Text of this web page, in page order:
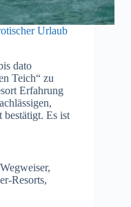
Urlaub
dato
Teich“ zu
Erfahrung
bestätigt. Es ist
,
Resorts,